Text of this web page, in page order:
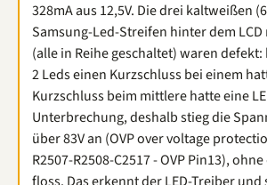
328mA aus 12,5V. Die drei kaltweißen
Samsung-Led-Streifen hinter dem LCD
(alle in Reihe geschaltet) waren
2 Leds einen Kurzschluss bei einem
Kurzschluss beim mittlere hatte eine
Unterbrechung, deshalb stieg die
über 83V an (OVP over voltage
R2507-R2508-C2517 - OVP Pin13),